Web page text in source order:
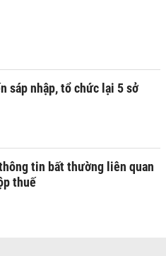
sáp nhập, tổ chức lại 5 sở
tin bất thường liên quan
thuế